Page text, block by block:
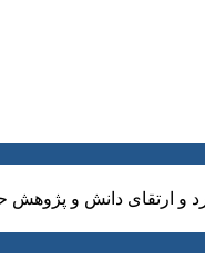
ارتقای دانش و پژوهش